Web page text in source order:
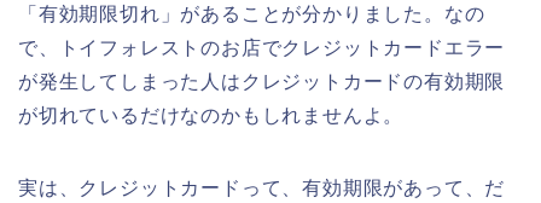
「有効期限切れ」があることが分かりました。なの
で、トイフォレストのお店でクレジットカードエラー
が発生してしまった人はクレジットカードの有効期限
が切れているだけなのかもしれませんよ。
実は、クレジットカードって、有効期限があって、だ